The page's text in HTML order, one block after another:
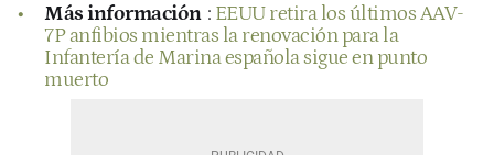
Más información : EEUU retira los últimos AAV-
7P anfibios mientras la renovación para la
Infantería de Marina española sigue en punto
muerto